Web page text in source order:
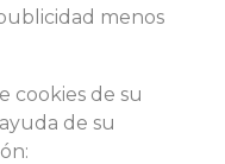
menos
cookies de su
de su